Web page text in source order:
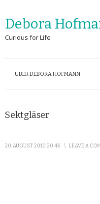
Debora
Curious for Life
ÜBER DEBORA HOFMANN
Sektgläser
20. AUGUST 2010 20:48 \ LEAVE A